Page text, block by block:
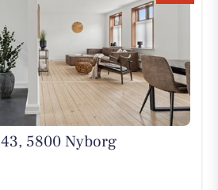
5800 Nyborg